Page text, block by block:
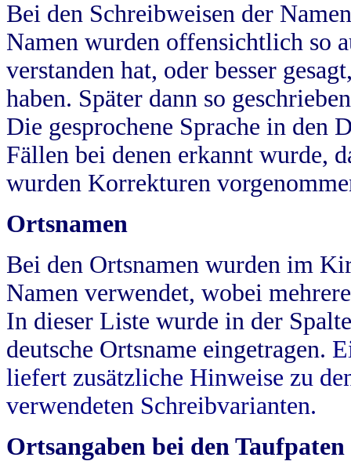
Bei den Schreibweisen der
Namen wurden offensichtlich so
verstanden hat, oder besser
haben. Später dann so
Die gesprochene Sprache in
Fällen bei denen erkannt wurde,
wurden Korrekturen
Ortsnamen
Bei den Ortsnamen wurden im
Namen verwendet, wobei
In dieser Liste wurde in der
deutsche Ortsname eingetragen.
liefert zusätzliche Hinweise zu
verwendeten Schreibvarianten.
Ortsangaben bei den Taufpaten